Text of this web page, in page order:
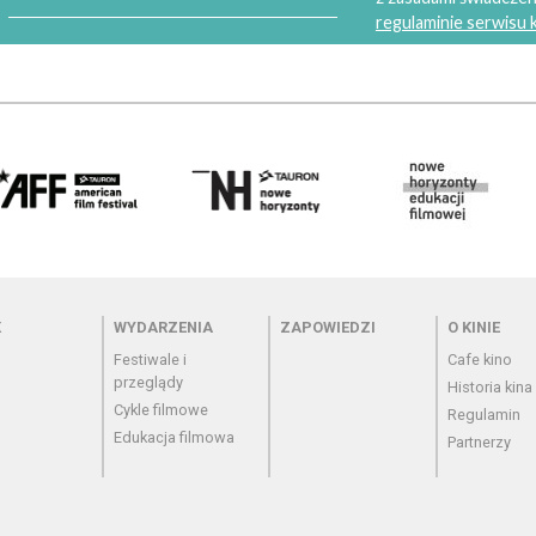
regulaminie serwisu
- cennik Menu - wydarzenia
WYDARZENIA
Festiwale i
przeglądy
Cykle filmowe
Edukacja filmowa
Menu - zapowiedzi
ZAPOWIEDZI Menu -
O KINIE
Cafe kino
Historia kina
Regulamin
Partnerzy